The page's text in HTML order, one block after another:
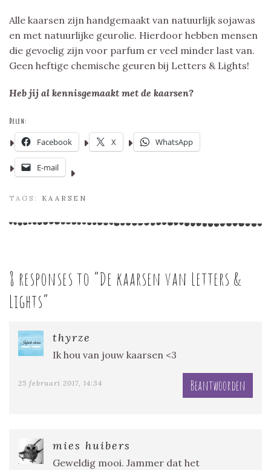
Alle kaarsen zijn handgemaakt van natuurlijk sojawas
en met natuurlijke geurolie. Hierdoor hebben mensen
die gevoelig zijn voor parfum er veel minder last van.
Geen heftige chemische geuren bij Letters & Lights!
Heb jij al kennisgemaakt met de kaarsen?
Delen:
Facebook X WhatsApp
E-mail
TAGS: KAARSEN
8 responses to “De kaarsen van Letters &
Lights”
thyrze
Ik hou van jouw kaarsen <3
25 februari 2017, 14:34 Beantwoorden
mies huibers
Geweldig mooi. Jammer dat het